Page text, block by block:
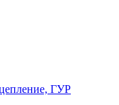
ГУР